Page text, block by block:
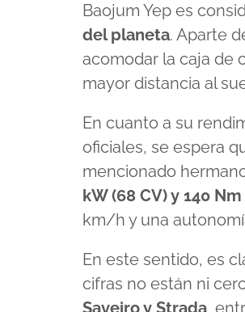
Baojum Yep es
del planeta. Aparte
acomodar la caja de
mayor distancia al
En cuanto a su
oficiales, se espera
mencionado
kW (68 CV) y 140
km/h y una
En este sentido, es
cifras no están ni